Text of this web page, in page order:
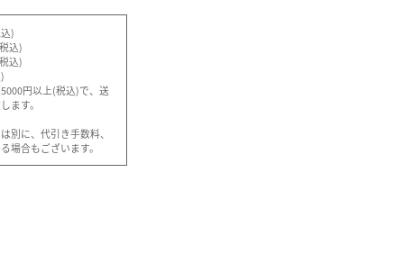
)
込)
込)
円以上(税込)で、送
ます。
別に、代引き手数料、
場合もございます。